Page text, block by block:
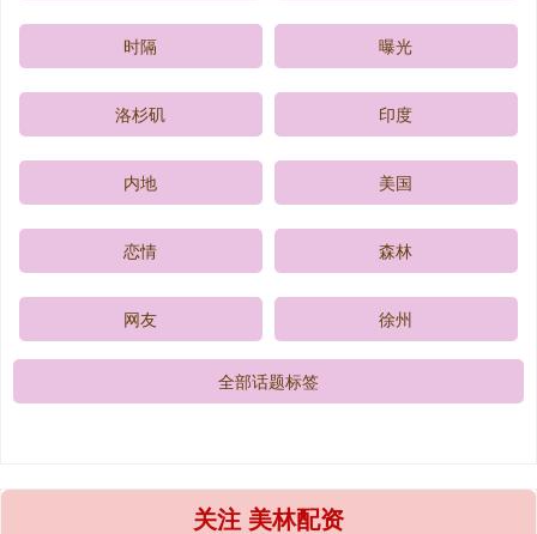
时隔 曝光
洛杉矶 印度
内地 美国
恋情 森林
网友 徐州
全部话题标签
关注 美林配资